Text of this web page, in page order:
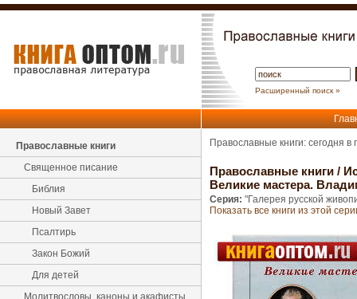
Расширенный поиск »
Православные книги
Священное писание
Библия
Новый Завет
Псалтирь
Закон Божий
Для детей
Молитвословы, каноны и акафисты
Православные книги: сегодня
Православные книги /
Великие мастера.
Серия: "Галерея русской
Показать все книги из этой